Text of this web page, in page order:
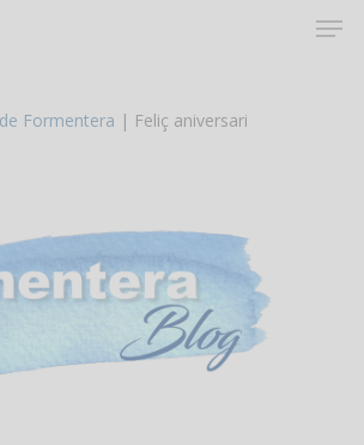
Formentera | Feliç aniversari